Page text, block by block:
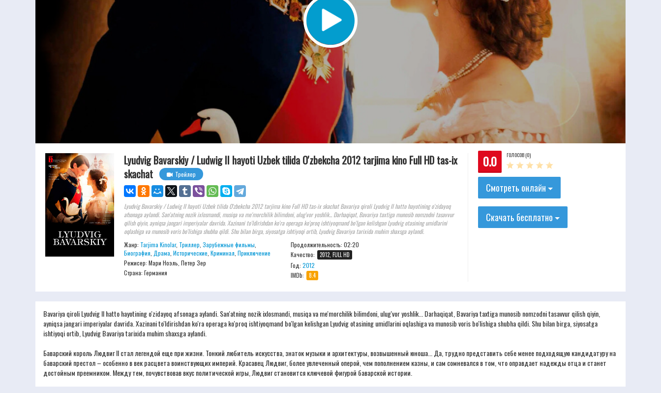
0.0 ГОЛОСОВ (0)
Смотреть онлайн
Скачать бесплатно
Lyudvig Bavarskiy / Ludwig II hayoti Uzbek tilida O'zbekcha 2012 tarjima kino Full HD tas-ix
skachat
Трейлер
Lyudvig Bavarskiy / Ludwig II hayoti Uzbek tilida O'zbekcha 2012 tarjima kino Full HD tas-ix skachat Bavariya qiroli Lyudvig II hatto hayotining o'zidayoq
afsonaga aylandi. San'atning nozik ixlosmandi, musiqa va me'morchilik bilimdoni, ulug'vor yoshlik... Darhaqiqat, Bavariya taxtiga munosib nomzodni tasavvur
qilish qiyin, ayniqsa jangari imperiyalar davrida. Xazinani to'ldirishdan ko'ra operaga ko'proq ishtiyoqmand bo'lgan kelishgan Lyudvig otasining umidlarini
oqlashiga va munosib voris bo'lishiga shubha qildi. Shu bilan birga, siyosatga ishtiyoqi ortib, Lyudvig Bavariya tarixida muhim shaxsga aylandi.
Жанр: Tarjima Kinolar, Триллер Зарубежные фильмы
Биография Драма Исторические Криминал Приключение
Режисер: Мари Ноэль, Петер Зер
Страна: Германия
Продолжительность:02:20
Качество:
2012, FULL HD
Год:2012
IMDb:
8.4
Bavariya qiroli Lyudvig II hatto hayotining o'zidayoq afsonaga aylandi. San'atning nozik ixlosmandi, musiqa va me'morchilik bilimdoni, ulug'vor yoshlik... Darhaqiqat, Bavariya taxtiga munosib nomzodni tasavvur qilish qiyin,
ayniqsa jangari imperiyalar davrida. Xazinani to'ldirishdan ko'ra operaga ko'proq ishtiyoqmand bo'lgan kelishgan Lyudvig otasining umidlarini oqlashiga va munosib voris bo'lishiga shubha qildi. Shu bilan birga, siyosatga
ishtiyoqi ortib, Lyudvig Bavariya tarixida muhim shaxsga aylandi.
Баварский король Людвиг II стал легендой еще при жизни. Тонкий любитель искусства, знаток музыки и архитектуры, возвышенный юноша... Да, трудно представить себе менее подходящую кандидатуру на
баварский престол – особенно в век расцвета воинствующих империй. Красавец Людвиг, более увлеченный оперой, чем пополнением казны, и сам сомневался в том, что оправдает надежды отца и станет
достойным преемником. Между тем, почувствовав вкус политической игры, Людвиг становится ключевой фигурой баварской истории.